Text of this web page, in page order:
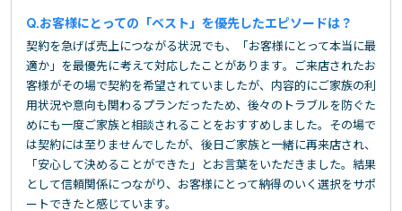
お客様にとっての「ベスト」を優先したエピソードは？
契約を急げば売上につながる状況でも、「お客様にとって本当に最
適か」を最優先に考えて対応したことがあります。ご来店されたお
客様がその場で契約を希望されていましたが、内容的にご家族の利
用状況や意向も関わるプランだったため、後々のトラブルを防ぐた
めにも一度ご家族と相談されることをおすすめしました。その場で
は契約には至りませんでしたが、後日ご家族と一緒に再来店され、
「安心して決めることができた」とお言葉をいただきました。結果
として信頼関係につながり、お客様にとって納得のいく選択をサポ
ートできたと感じています。